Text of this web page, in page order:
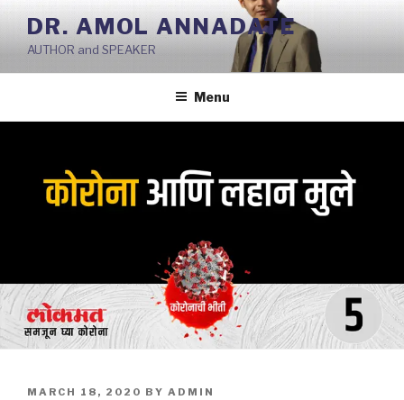
Skip
content
DR. AMOL ANNADATE
AUTHOR and SPEAKER
Menu
POSTED
MARCH 18, 2020 BY ADMIN